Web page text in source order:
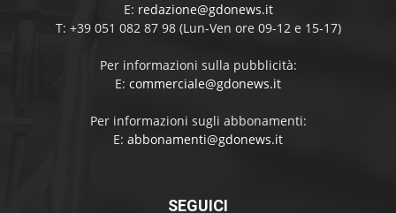
E: redazione@gdonews.it
T: +39 051 082 87 98 (Lun-Ven ore 09-12 e 15-17)
Per informazioni sulla pubblicità:
E: commerciale@gdonews.it
Per informazioni sugli abbonamenti:
E: abbonamenti@gdonews.it
SEGUICI